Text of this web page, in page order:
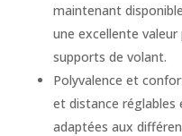
maintenant
une excellente valeur
supports de volant.
Polyvalence et
et distance réglables
adaptées aux